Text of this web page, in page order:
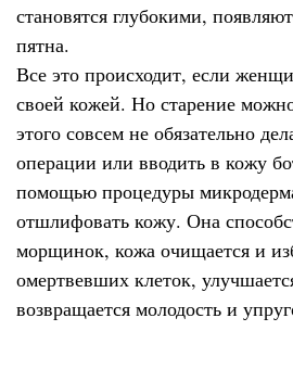
становятся глубокими,
пятна.
Все это происходит, если
своей кожей. Но старение
этого совсем не обязательно
операции или вводить в кожу
помощью процедуры
отшлифовать кожу. Она
морщинок, кожа очищается и
омертвевших клеток,
возвращается молодость и